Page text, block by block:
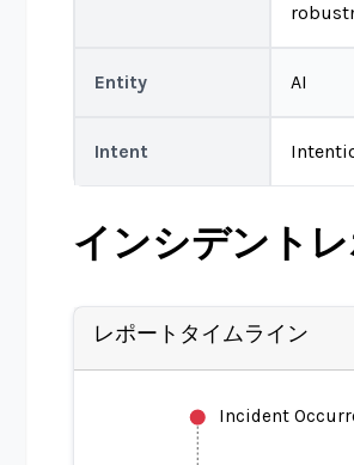
Entity AI
Intent
インシデントレ
レポートタイムライン
Incident